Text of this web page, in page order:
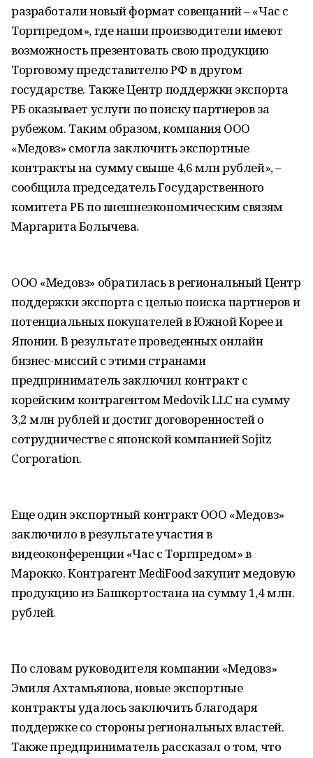
разработали новый формат совещаний – «Час с
Торгпредом», где наши производители имеют
возможность презентовать свою продукцию
Торговому представителю РФ в другом
государстве. Также Центр поддержки экспорта
РБ оказывает услуги по поиску партнеров за
рубежом. Таким образом, компания ООО
«Медовз» смогла заключить экспортные
контракты на сумму свыше 4,6 млн рублей», –
сообщила председатель Государственного
комитета РБ по внешнеэкономическим связям
Маргарита Болычева.
ООО «Медовз» обратилась в региональный Центр
поддержки экспорта с целью поиска партнеров и
потенциальных покупателей в Южной Корее и
Японии. В результате проведенных онлайн
бизнес-миссий с этими странами
предприниматель заключил контракт с
корейским контрагентом Medovik LLC на сумму
3,2 млн рублей и достиг договоренностей о
сотрудничестве с японской компанией Sojitz
Corporation.
Еще один экспортный контракт ООО «Медовз»
заключило в результате участия в
видеоконференции «Час с Торгпредом» в
Марокко. Контрагент MediFood закупит медовую
продукцию из Башкортостана на сумму 1,4 млн.
рублей.
По словам руководителя компании «Медовз»
Эмиля Ахтамьянова, новые экспортные
контракты удалось заключить благодаря
поддержке со стороны региональных властей.
Также предприниматель рассказал о том, что